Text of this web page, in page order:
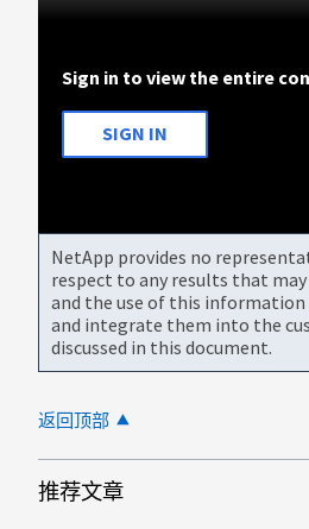
Sign in to view the entire
SIGN IN
NetApp provides no
respect to any results that
and the use of this
and integrate them into the
discussed in this document.
返回顶部
推荐文章